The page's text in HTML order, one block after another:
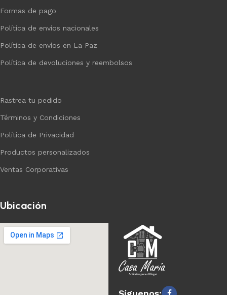
Formas de pago
Política de envíos nacionales
Política de envíos en La Paz
Política de devoluciones y reembolsos
Rastrea tu pedido
Términos y Condiciones
Política de Privacidad
Productos personalizados
Ventas Corporativas
Ubicación